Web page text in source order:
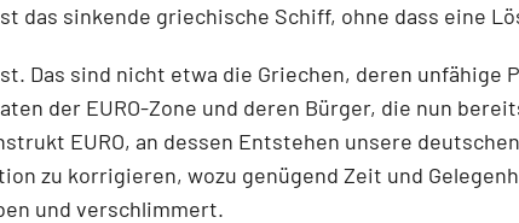
das sinkende griechische Schiff, ohne dass eine
Das sind nicht etwa die Griechen, deren unfähige
der EURO-Zone und deren Bürger, die nun
EURO, an dessen Entstehen unsere
zu korrigieren, wozu genügend Zeit und
und verschlimmert.